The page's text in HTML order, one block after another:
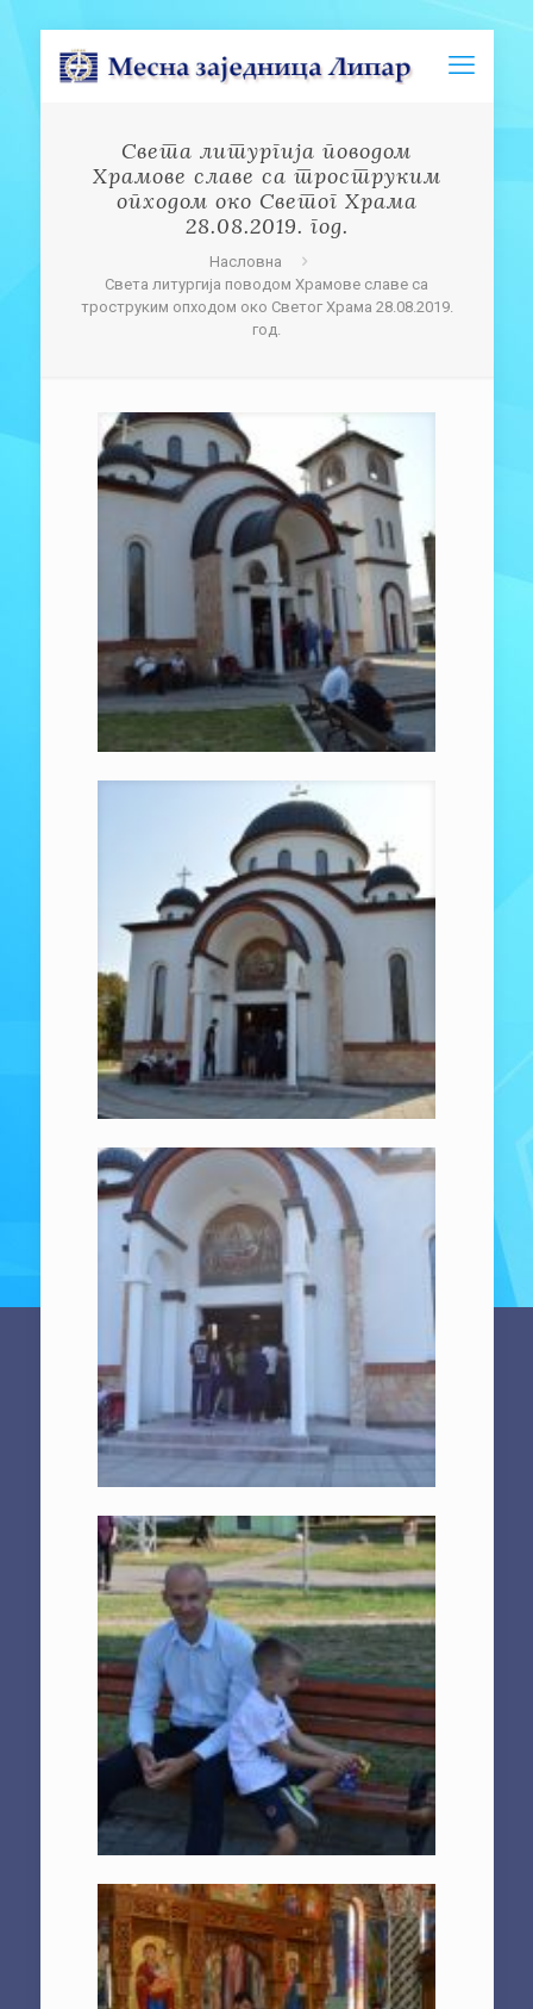
Света литургија поводом
Храмове славе са троструким
опходом око Светог Храма
28.08.2019. год.
Насловна
Света литургија поводом Храмове славе са
троструким опходом око Светог Храма 28.08.2019.
год.